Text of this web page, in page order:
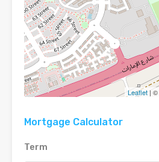
Leaflet | ©
Mortgage Calculator
Term